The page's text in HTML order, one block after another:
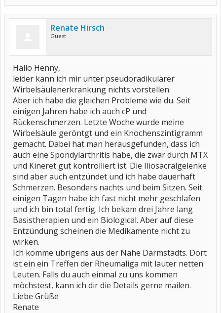
Renate Hirsch
Guest
Hallo Henny,
leider kann ich mir unter pseudoradikulärer
Wirbelsäulenerkrankung nichts vorstellen.
Aber ich habe die gleichen Probleme wie du. Seit
einigen Jahren habe ich auch cP und
Rückenschmerzen. Letzte Woche wurde meine
Wirbelsäule geröntgt und ein Knochenszintigramm
gemacht. Dabei hat man herausgefunden, dass ich
auch eine Spondylarthritis habe, die zwar durch MTX
und Kineret gut kontrolliert ist. Die Iliosacralgelenke
sind aber auch entzündet und ich habe dauerhaft
Schmerzen. Besonders nachts und beim Sitzen. Seit
einigen Tagen habe ich fast nicht mehr geschlafen
und ich bin total fertig. Ich bekam drei Jahre lang
Basistherapien und ein Biological. Aber auf diese
Entzündung scheinen die Medikamente nicht zu
wirken.
Ich komme übrigens aus der Nähe Darmstadts. Dort
ist ein ein Treffen der Rheumaliga mit lauter netten
Leuten. Falls du auch einmal zu uns kommen
möchstest, kann ich dir die Details gerne mailen.
Liebe Grüße
Renate